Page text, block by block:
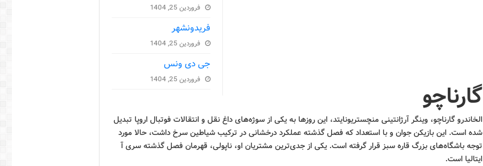
فروردین 25, 1404
فریدونشهر
فروردین 25, 1404
جی دی ونس
فروردین 25, 1404
گارناچو
الخاندرو گارناچو، وینگر آرژانتینی منچستریونایتد، این روزها به یکی از سوژه‌های داغ نقل و انتقالات فوتبال اروپا تبدیل
شده است. این بازیکن جوان و با استعداد که فصل گذشته عملکرد درخشانی در ترکیب شیاطین سرخ داشت، حالا مورد
توجه باشگاه‌های بزرگ قاره سبز قرار گرفته است. یکی از جدی‌ترین مشتریان او، ناپولی، قهرمان فصل گذشته سری آ
ایتالیا است.